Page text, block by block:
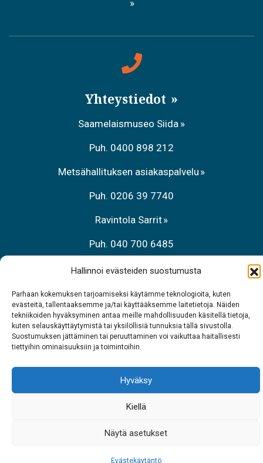
Hallinnoi evästeiden suostumusta
Parhaan kokemuksen tarjoamiseksi käytämme teknologioita, kuten
evästeitä, tallentaaksemme ja/tai käyttääksemme laitetietoja. Näiden
tekniikoiden hyväksyminen antaa meille mahdollisuuden käsitellä tietoja,
kuten selauskäyttäytymistä tai yksilöllisiä tunnuksia tällä sivustolla.
Suostumuksen jättäminen tai peruuttaminen voi vaikuttaa haitallisesti
tiettyihin ominaisuuksiin ja toimintoihin.
Hyväksy
Kiellä
Näytä asetukset
Evästekäytäntö
Yhteystiedot
Saamelaismuseo Siida
Puh. 0400 898 212
Metsähallituksen asiakaspalvelu
Puh. 0206 39 7740
Ravintola Sarrit
Puh. 040 700 6485